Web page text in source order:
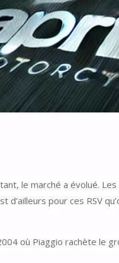
le marché a évolué.
d’ailleurs pour ces RSV
où Piaggio rachète le